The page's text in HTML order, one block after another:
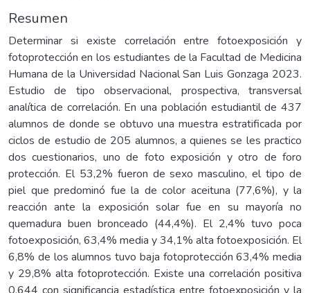
Resumen
Determinar si existe correlación entre fotoexposición y
fotoprotección en los estudiantes de la Facultad de Medicina
Humana de la Universidad Nacional San Luis Gonzaga 2023.
Estudio de tipo observacional, prospectiva, transversal
analítica de correlación. En una población estudiantil de 437
alumnos de donde se obtuvo una muestra estratificada por
ciclos de estudio de 205 alumnos, a quienes se les practico
dos cuestionarios, uno de foto exposición y otro de foro
protección. El 53,2% fueron de sexo masculino, el tipo de
piel que predominó fue la de color aceituna (77,6%), y la
reacción ante la exposición solar fue en su mayoría no
quemadura buen bronceado (44,4%). El 2,4% tuvo poca
fotoexposición, 63,4% media y 34,1% alta fotoexposición. El
6,8% de los alumnos tuvo baja fotoprotección 63,4% media
y 29,8% alta fotoprotección. Existe una correlación positiva